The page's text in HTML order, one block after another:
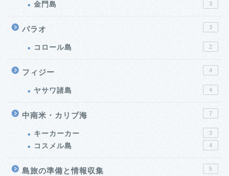
金門島 3
パラオ 3
コロール島 2
フィジー 4
ヤサワ諸島 4
中南米・カリブ海 7
キーカーカー 3
コスメル島 4
島旅の準備と情報収集 5